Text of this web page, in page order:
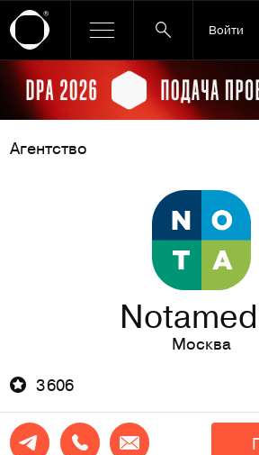
Войти
Ссылка баннера
Агентство
Москва
3 606